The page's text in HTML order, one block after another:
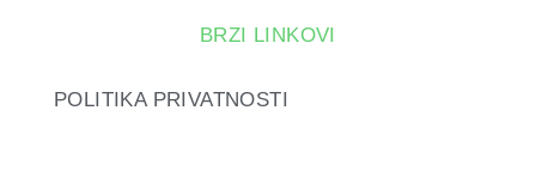
BRZI LINKOVI
POLITIKA PRIVATNOSTI